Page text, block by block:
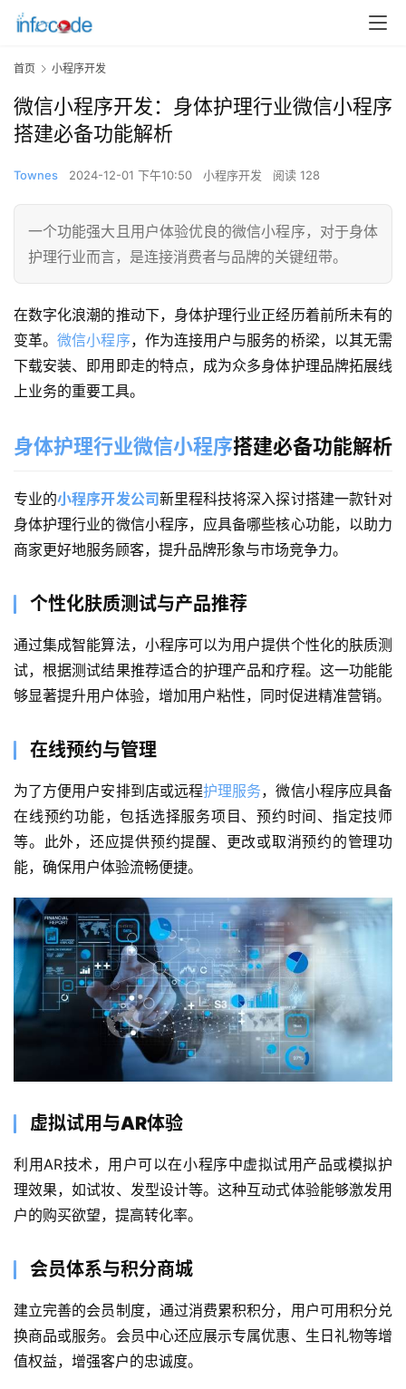
首页 小程序开发
微信小程序开发：身体护理行业微信小程序
搭建必备功能解析
Townes 2024-12-01 下午10:50 小程序开发 阅读 128
一个功能强大且用户体验优良的微信小程序，对于身体
护理行业而言，是连接消费者与品牌的关键纽带。
在数字化浪潮的推动下，身体护理行业正经历着前所未有的
变革。微信小程序，作为连接用户与服务的桥梁，以其无需
下载安装、即用即走的特点，成为众多身体护理品牌拓展线
上业务的重要工具。
身体护理行业微信小程序搭建必备功能解析
专业的小程序开发公司新里程科技将深入探讨搭建一款针对
身体护理行业的微信小程序，应具备哪些核心功能，以助力
商家更好地服务顾客，提升品牌形象与市场竞争力。
个性化肤质测试与产品推荐
通过集成智能算法，小程序可以为用户提供个性化的肤质测
试，根据测试结果推荐适合的护理产品和疗程。这一功能能
够显著提升用户体验，增加用户粘性，同时促进精准营销。
在线预约与管理
为了方便用户安排到店或远程护理服务，微信小程序应具备
在线预约功能，包括选择服务项目、预约时间、指定技师
等。此外，还应提供预约提醒、更改或取消预约的管理功
能，确保用户体验流畅便捷。
虚拟试用与AR体验
利用AR技术，用户可以在小程序中虚拟试用产品或模拟护
理效果，如试妆、发型设计等。这种互动式体验能够激发用
户的购买欲望，提高转化率。
会员体系与积分商城
建立完善的会员制度，通过消费累积积分，用户可用积分兑
换商品或服务。会员中心还应展示专属优惠、生日礼物等增
值权益，增强客户的忠诚度。